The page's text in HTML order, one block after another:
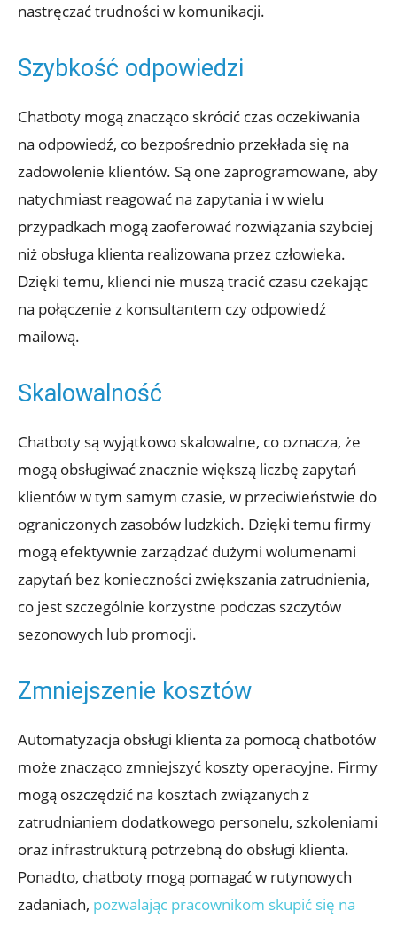
nastręczać trudności w komunikacji.
Szybkość odpowiedzi
Chatboty mogą znacząco skrócić czas oczekiwania
na odpowiedź, co bezpośrednio przekłada się na
zadowolenie klientów. Są one zaprogramowane, aby
natychmiast reagować na zapytania i w wielu
przypadkach mogą zaoferować rozwiązania szybciej
niż obsługa klienta realizowana przez człowieka.
Dzięki temu, klienci nie muszą tracić czasu czekając
na połączenie z konsultantem czy odpowiedź
mailową.
Skalowalność
Chatboty są wyjątkowo skalowalne, co oznacza, że
mogą obsługiwać znacznie większą liczbę zapytań
klientów w tym samym czasie, w przeciwieństwie do
ograniczonych zasobów ludzkich. Dzięki temu firmy
mogą efektywnie zarządzać dużymi wolumenami
zapytań bez konieczności zwiększania zatrudnienia,
co jest szczególnie korzystne podczas szczytów
sezonowych lub promocji.
Zmniejszenie kosztów
Automatyzacja obsługi klienta za pomocą chatbotów
może znacząco zmniejszyć koszty operacyjne. Firmy
mogą oszczędzić na kosztach związanych z
zatrudnianiem dodatkowego personelu, szkoleniami
oraz infrastrukturą potrzebną do obsługi klienta.
Ponadto, chatboty mogą pomagać w rutynowych
zadaniach, pozwalając pracownikom skupić się na